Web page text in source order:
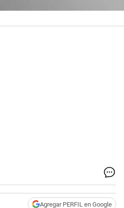
Agregar PERFIL en Google